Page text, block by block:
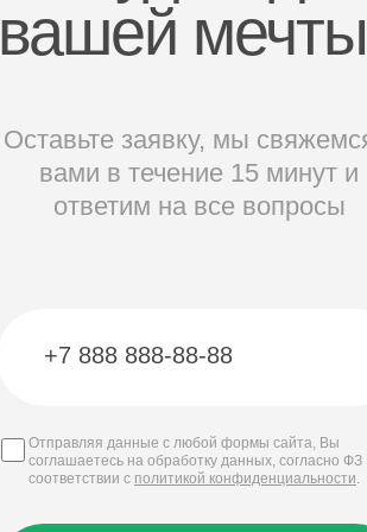
вашей
Оставьте заявку, мы
вами в течение 15 минут и
ответим на все вопросы
Отправляя данные с любой формы сайта, Вы
соглашаетесь на обработку данных, согласно ФЗ
соответствии с политикой конфиденциальности.